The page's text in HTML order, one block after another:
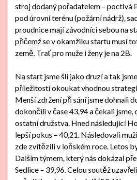
stroj dodaný pořadatelem – poctivá
pod úrovní terénu (požární nádrž),
proudnice mají závodníci sebou na
přičemž se v okamžiku startu musí
země. Trať pro muže i ženy je na 2B.
Na start jsme šli jako druzí a tak
příležitostí okoukat vhodnou
Menší zdržení při sání jsme dohnali
dokončili v čase 43,94 a čekali jsme,
ostatní družstva. Hned následující
lepší pokus – 40,21. Následovali
zde zvítězili v loňském roce. Letos
Dalším týmem, který nás dokázal
Sedlice – 39,96. Celou soutěž